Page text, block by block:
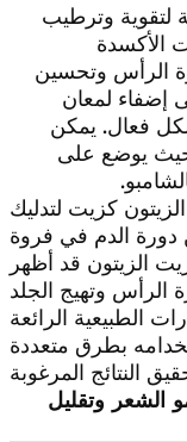
لتقوية وترطيب
الأكسدة
الرأس وتحسين
إضفاء لمعان
فعال. يمكن
يوضع على
كزيت لتدليك
الدم في فروة
الزيتون قد أظهر
الطبيعية الرائعة
بطرق متعددة
الشعر وتقليل